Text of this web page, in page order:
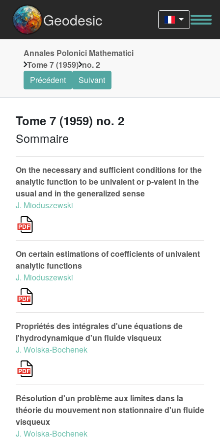
Geodesic
Annales Polonici Mathematici
Tome 7 (1959) no. 2
Précédent
Suivant
Tome 7 (1959) no. 2
Sommaire
On the necessary and sufficient conditions for the
analytic function to be univalent or p-valent in the
usual and in the generalized sense
J. Mioduszewski
On certain estimations of coefficients of univalent
analytic functions
J. Mioduszewski
Propriétés des intégrales d'une équations de
l'hydrodynamique d'un fluide visqueux
J. Wolska-Bochenek
Résolution d'un problème aux limites dans la
théorie du mouvement non stationnaire d'un fluide
visqueux
J. Wolska-Bochenek